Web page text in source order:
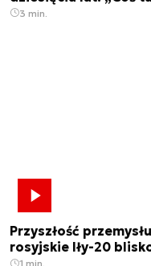
3 min.
Przyszłość
rosyjskie Iły-20
1 min.